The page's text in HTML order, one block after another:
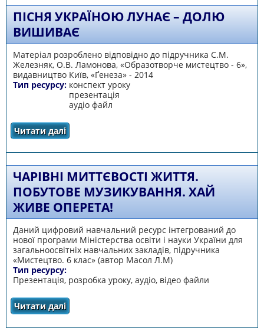
ПІСНЯ УКРАЇНОЮ ЛУНАЄ – ДОЛЮ
ВИШИВАЄ
Матеріал розроблено відповідно до підручника С.М.
Железняк, О.В. Ламонова, «Образотворче мистецтво - 6»,
видавництво Київ, «Ґенеза» - 2014
Тип ресурсу: конспект уроку
презентація
аудіо файл
Читати даліпро Пісня Україною лунає – долю вишиває
ЧАРІВНІ МИТТЄВОСТІ ЖИТТЯ.
ПОБУТОВЕ МУЗИКУВАННЯ. ХАЙ
ЖИВЕ ОПЕРЕТА!
Даний цифровий навчальний ресурс інтегрований до
нової програми Міністерства освіти і науки України для
загальноосвітніх навчальних закладів, підручника
«Мистецтво. 6 клас» (автор Масол Л.М)
Тип ресурсу:
Презентація, розробка уроку, аудіо, відео файли
Читати далі